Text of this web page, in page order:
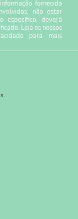
fornecida
não estar
específico, deverá
Leia os nossos
para mais